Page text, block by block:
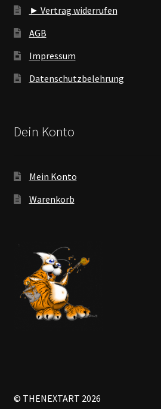
► Vertrag widerrufen
AGB
Impressum
Datenschutzbelehrung
Dein Konto
Mein Konto
Warenkorb
© THENEXTART 2026